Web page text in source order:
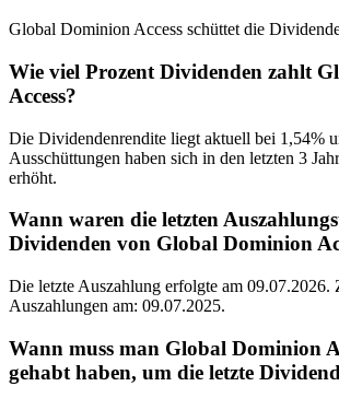
Global Dominion Access schüttet die
Wie viel Prozent Dividenden zahlt
Access?
Die Dividendenrendite liegt aktuell bei 1,54%
Ausschüttungen haben sich in den letzten 3
erhöht.
Wann waren die letzten
Dividenden von Global Dominion
Die letzte Auszahlung erfolgte am 09.07.2026.
Auszahlungen am: 09.07.2025.
Wann muss man Global Dominion
gehabt haben, um die letzte